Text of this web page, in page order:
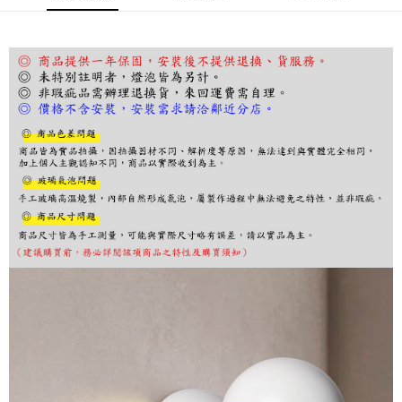
【「AFTEE先享後付」結帳流程】
結帳頁面，進行簡訊認證並確認金額後，即可完成結帳。
２．訂單成立數日內，您將收到繳費通知簡訊。
３．收到繳費通知簡訊後14天內，點擊此簡訊中的連結，可透過四大超商／
ATM／網路銀行／等多元方式進行付款，方視為交易完成。
※ 請注意：結帳手續完成當下不需立刻繳費，但若您需要取消訂單，請聯絡
後付繳納相關費用。
※ 交易是否成功請以「AFTEE先享後付 」之結帳頁面顯示為準，若有關於
是否繳費成功／繳費後需取消欲退款等相關疑問，請聯繫「AFTEE先享後付
客戶支援中心」https://netprotections.freshdesk.com/support/home
【注意事項】
１．透過由恩沛科技股份有限公司提供之「AFTEE先享後付」服務完成之交
易，需依本服務之必要範圍內提供個人資料，並將交易相關給付款項請求債
權轉讓予恩沛科技股份有限公司。
４．使用「AFTEE先享後付」時，將依據個別帳號之用戶狀況，依本公司即
時審查核予不同之上限額度；若仍有額度不足之情形，本公司將視審查結果
每筆NT$180，滿NT$5,000(含以上)免運費